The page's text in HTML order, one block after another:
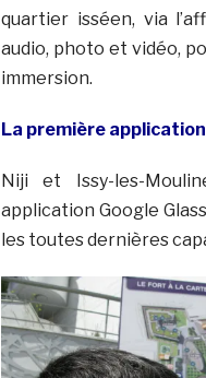
quartier isséen, via
audio, photo et vidéo,
immersion.
La première
Niji et Issy-les-
application Google
les toutes dernières